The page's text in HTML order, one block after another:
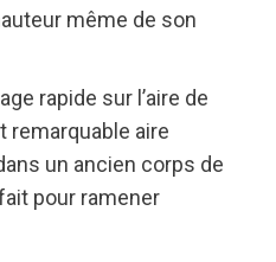
même de son
rapide sur l’aire de
remarquable aire
un ancien corps de
pour ramener